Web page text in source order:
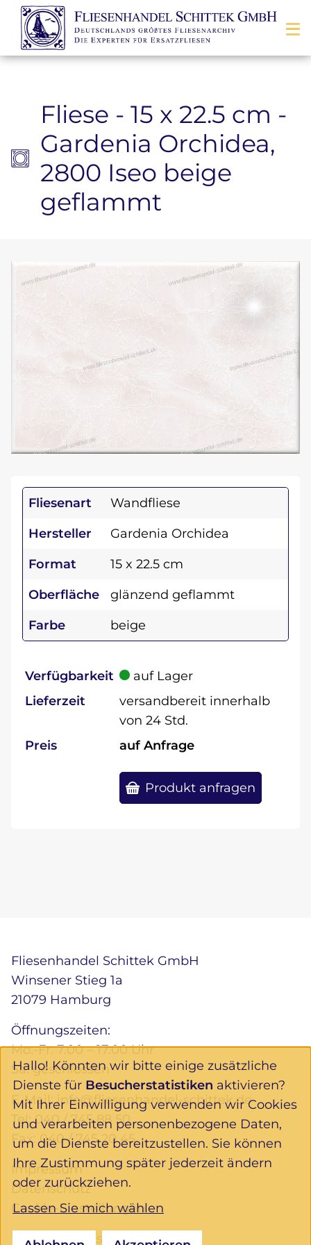
Zum Inhalt springen
Fliese - 15 x 22.5 cm -
Gardenia Orchidea,
2800 Iseo beige
geflammt
Fliesenart
Wandfliese
Hersteller
Gardenia Orchidea
Format
15 x 22.5 cm
Oberfläche
glänzend geflammt
Farbe
beige
Verfügbarkeit
auf Lager
Lieferzeit
versandbereit innerhalb
von 24 Std.
Preis
auf Anfrage
Produkt anfragen
Fliesenhandel Schittek GmbH
Winsener Stieg 1a
21079 Hamburg
Öffnungszeiten:
Mo.-Fr. 7.00 – 17.00 Uhr
Sa. geschlossen
E-Mail:info@fliesenhandel-schittek.de
Tel:040 / 745 88 50
Fax: 040 / 745 20 45
Impressum
Datenschutz
Cookie-Einstellungen
Folgen Sie uns:
Hallo! Könnten wir bitte einige zusätzliche
Dienste für Besucherstatistiken aktivieren?
Mit Ihrer Einwilligung verwenden wir Cookies
und verarbeiten personenbezogene Daten,
um die Dienste bereitzustellen. Sie können
Ihre Zustimmung später jederzeit ändern
oder zurückziehen.
Lassen Sie mich wählen